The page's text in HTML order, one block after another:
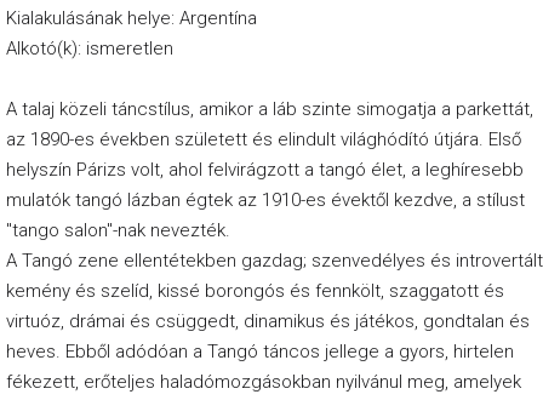
a
t
V
a
s
á
n
a
p
Kialakulásának helye: Argentína
Alkotó(k): ismeretlen
A talaj közeli táncstílus, amikor a láb szinte simogatja a parkettát,
az 1890-es években született és elindult világhódító útjára. Első
helyszín Párizs volt, ahol felvirágzott a tangó élet, a leghíresebb
mulatók tangó lázban égtek az 1910-es évektől kezdve, a stílust
"tango salon"-nak nevezték.
A Tangó zene ellentétekben gazdag; szenvedélyes és
kemény és szelíd, kissé borongós és fennkölt, szaggatott és
virtuóz, drámai és csüggedt, dinamikus és játékos, gondtalan és
heves. Ebből adódóan a Tangó táncos jellege a gyors, hirtelen
fékezett, erőteljes haladómozgásokban nyilvánul meg, amelyek